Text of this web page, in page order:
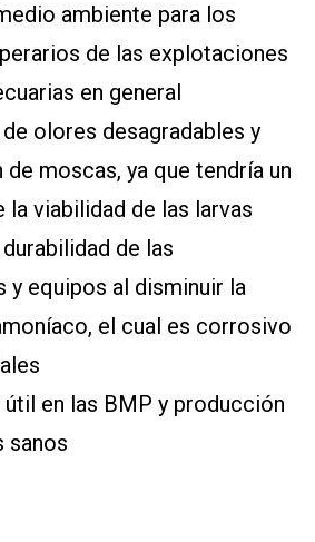
ambiente para los
de las explotaciones
en general
olores desagradables y
moscas, ya que tendría un
viabilidad de las larvas
de las
y equipos al disminuir la
el cual es corrosivo
en las BMP y producción
sanos